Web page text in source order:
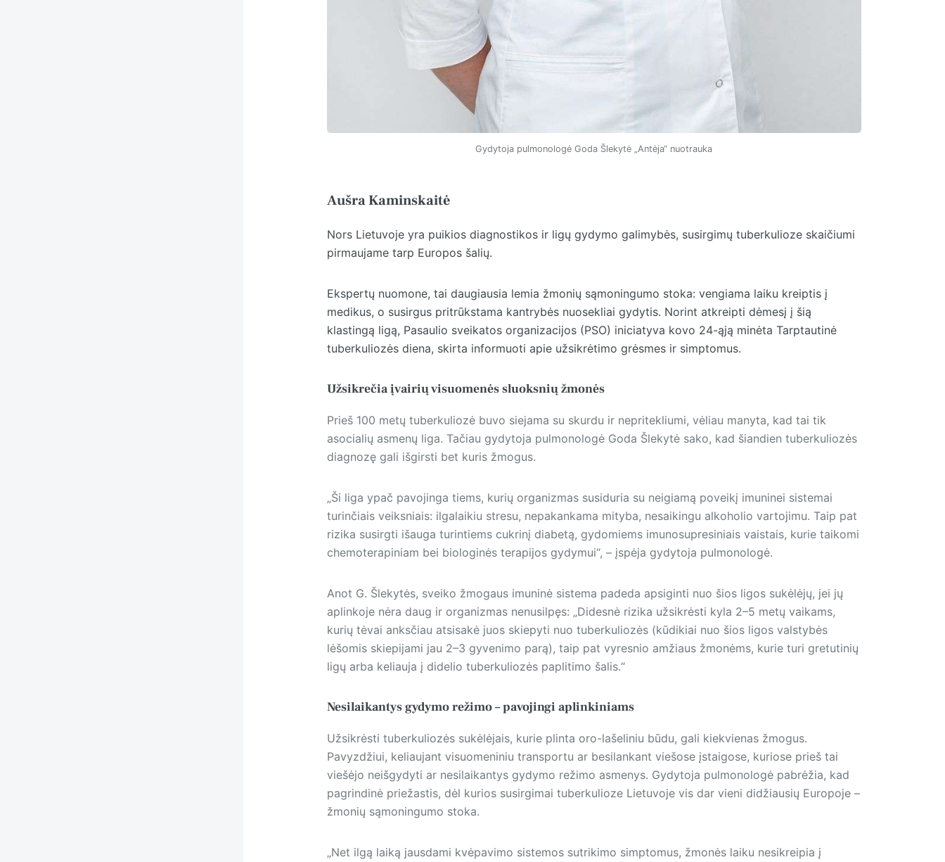
Gydytoja pulmonologė Goda Šlekytė „Antėja“ nuotrauka
Aušra Kaminskaitė
Nors Lietuvoje yra puikios diagnostikos ir ligų gydymo galimybės, susirgimų tuberkulioze skaičiumi
pirmaujame tarp Europos šalių.
Ekspertų nuomone, tai daugiausia lemia žmonių sąmoningumo stoka: vengiama laiku kreiptis į
medikus, o susirgus pritrūkstama kantrybės nuosekliai gydytis. Norint atkreipti dėmesį į šią
klastingą ligą, Pasaulio sveikatos organizacijos (PSO) iniciatyva kovo 24-ąją minėta Tarptautinė
tuberkuliozės diena, skirta informuoti apie užsikrėtimo grėsmes ir simptomus.
Užsikrečia įvairių visuomenės sluoksnių žmonės
Prieš 100 metų tuberkuliozė buvo siejama su skurdu ir nepritekliumi, vėliau manyta, kad tai tik
asocialių asmenų liga. Tačiau gydytoja pulmonologė Goda Šlekytė sako, kad šiandien tuberkuliozės
diagnozę gali išgirsti bet kuris žmogus.
„Ši liga ypač pavojinga tiems, kurių organizmas susiduria su neigiamą poveikį imuninei sistemai
turinčiais veiksniais: ilgalaikiu stresu, nepakankama mityba, nesaikingu alkoholio vartojimu. Taip pat
rizika susirgti išauga turintiems cukrinį diabetą, gydomiems imunosupresiniais vaistais, kurie taikomi
chemoterapiniam bei biologinės terapijos gydymui“, – įspėja gydytoja pulmonologė.
Anot G. Šlekytės, sveiko žmogaus imuninė sistema padeda apsiginti nuo šios ligos sukėlėjų, jei jų
aplinkoje nėra daug ir organizmas nenusilpęs: „Didesnė rizika užsikrėsti kyla 2–5 metų vaikams,
kurių tėvai anksčiau atsisakė juos skiepyti nuo tuberkuliozės (kūdikiai nuo šios ligos valstybės
lėšomis skiepijami jau 2–3 gyvenimo parą), taip pat vyresnio amžiaus žmonėms, kurie turi gretutinių
ligų arba keliauja į didelio tuberkuliozės paplitimo šalis.“
Nesilaikantys gydymo režimo – pavojingi aplinkiniams
Užsikrėsti tuberkuliozės sukėlėjais, kurie plinta oro-lašeliniu būdu, gali kiekvienas žmogus.
Pavyzdžiui, keliaujant visuomeniniu transportu ar besilankant viešose įstaigose, kuriose prieš tai
viešėjo neišgydyti ar nesilaikantys gydymo režimo asmenys. Gydytoja pulmonologė pabrėžia, kad
pagrindinė priežastis, dėl kurios susirgimai tuberkulioze Lietuvoje vis dar vieni didžiausių Europoje –
žmonių sąmoningumo stoka.
„Net ilgą laiką jausdami kvėpavimo sistemos sutrikimo simptomus, žmonės laiku nesikreipia į